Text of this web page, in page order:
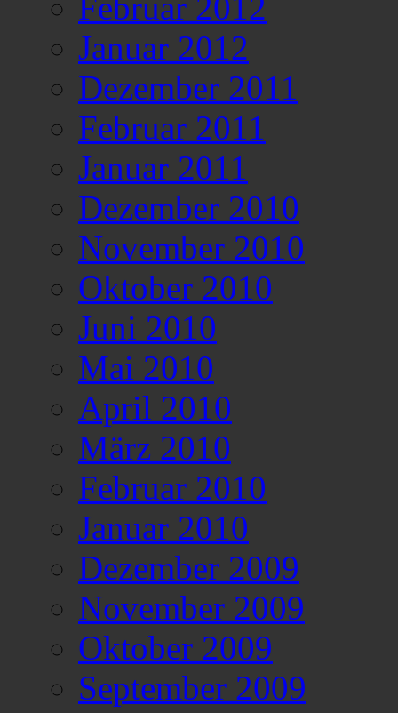
Februar 2012
Januar 2012
Dezember 2011
Februar 2011
Januar 2011
Dezember 2010
November 2010
Oktober 2010
Juni 2010
Mai 2010
April 2010
März 2010
Februar 2010
Januar 2010
Dezember 2009
November 2009
Oktober 2009
September 2009